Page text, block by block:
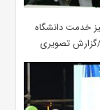
خدمت دانشگاه
گزارش تصویری